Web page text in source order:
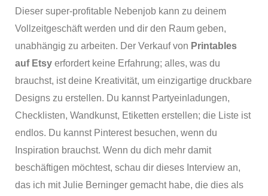
Dieser super-profitable Nebenjob kann zu deinem
Vollzeitgeschäft werden und dir den Raum geben,
unabhängig zu arbeiten. Der Verkauf von Printables
auf Etsy erfordert keine Erfahrung; alles, was du
brauchst, ist deine Kreativität, um einzigartige druckbare
Designs zu erstellen. Du kannst Partyeinladungen,
Checklisten, Wandkunst, Etiketten erstellen; die Liste ist
endlos. Du kannst Pinterest besuchen, wenn du
Inspiration brauchst. Wenn du dich mehr damit
beschäftigen möchtest, schau dir dieses Interview an,
das ich mit Julie Berninger gemacht habe, die dies als